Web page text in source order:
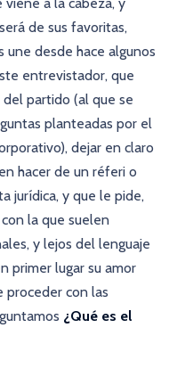
de sus favoritas,
desde hace algunos
entrevistador, que
partido (al que se
planteadas por el
dejar en claro
hacer de un réferi o
jurídica, y que le pide,
la que suelen
y lejos del lenguaje
primer lugar su amor
proceder con las
¿Qué es el